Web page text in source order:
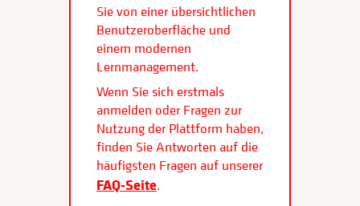
Sie von einer übersichtlichen
Benutzeroberfläche und
einem modernen
Lernmanagement.
Wenn Sie sich erstmals
anmelden oder Fragen zur
Nutzung der Plattform haben,
finden Sie Antworten auf die
häufigsten Fragen auf unserer
FAQ-Seite.